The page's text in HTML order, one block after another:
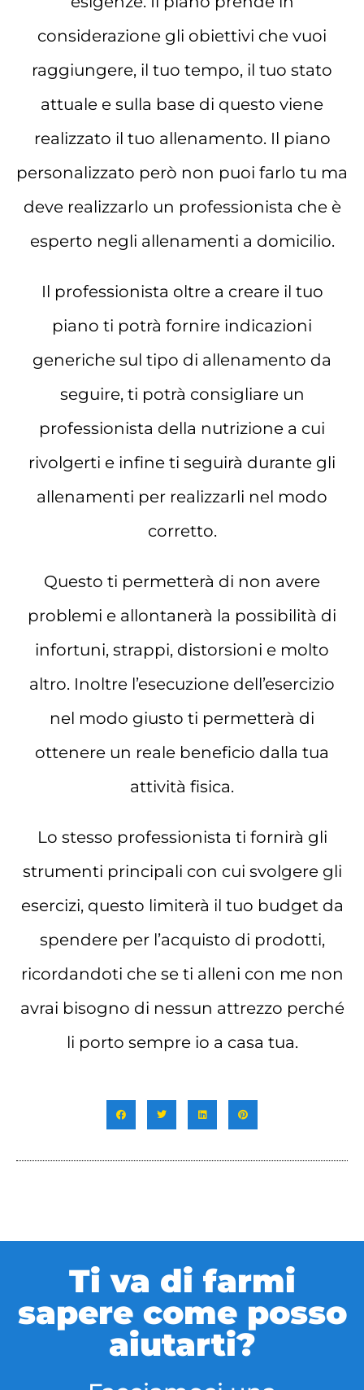
considerazione gli obiettivi che vuoi
raggiungere, il tuo tempo, il tuo stato
attuale e sulla base di questo viene
realizzato il tuo allenamento. Il piano
personalizzato però non puoi farlo tu ma
deve realizzarlo un professionista che è
esperto negli allenamenti a domicilio.
Il professionista oltre a creare il tuo
piano ti potrà fornire indicazioni
generiche sul tipo di allenamento da
seguire, ti potrà consigliare un
professionista della nutrizione a cui
rivolgerti e infine ti seguirà durante gli
allenamenti per realizzarli nel modo
corretto.
Questo ti permetterà di non avere
problemi e allontanerà la possibilità di
infortuni, strappi, distorsioni e molto
altro. Inoltre l’esecuzione dell’esercizio
nel modo giusto ti permetterà di
ottenere un reale beneficio dalla tua
attività fisica.
Lo stesso professionista ti fornirà gli
strumenti principali con cui svolgere gli
esercizi, questo limiterà il tuo budget da
spendere per l’acquisto di prodotti,
ricordandoti che se ti alleni con me non
avrai bisogno di nessun attrezzo perché
li porto sempre io a casa tua.
Ti va di farmi
sapere come posso
aiutarti?